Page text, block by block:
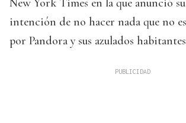
New York Times en la que anunció
intención de no hacer nada que no
por Pandora y sus azulados